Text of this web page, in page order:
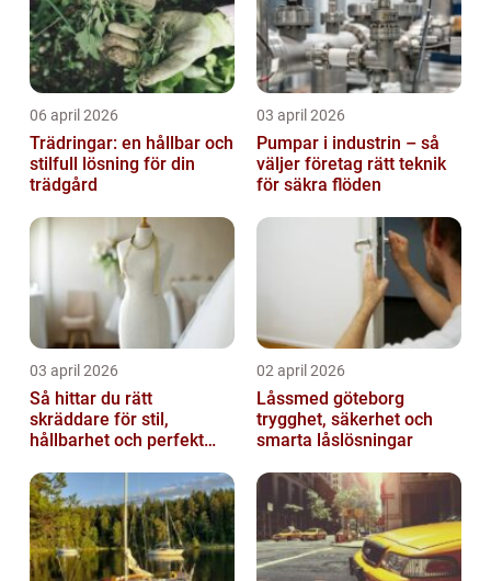
06 april 2026
Trädringar: en hållbar och
stilfull lösning för din
trädgård
03 april 2026
Pumpar i industrin – så
väljer företag rätt teknik
för säkra flöden
03 april 2026
Så hittar du rätt
skräddare för stil,
hållbarhet och perfekt
02 april 2026
Låssmed göteborg
trygghet, säkerhet och
smarta låslösningar